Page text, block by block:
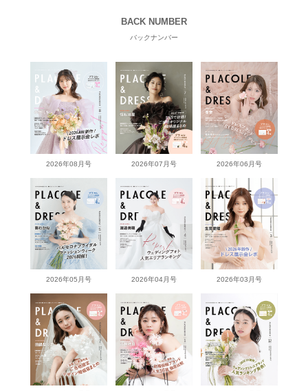
BACK NUMBER
バックナンバー
2026年08月号 2026年07月号 2026年06月号
2026年05月号 2026年04月号 2026年03月号